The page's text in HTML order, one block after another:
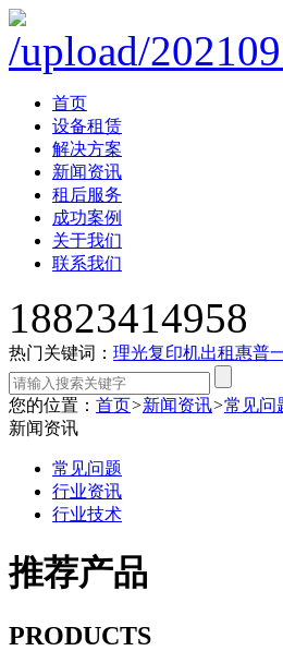
首页
设备租赁
解决方案
新闻资讯
租后服务
成功案例
关于我们
联系我们
18823414958
热门关键词： 理光复印机出租惠普
您的位置： 首页>新闻资讯>常见问
新闻资讯
常见问题
行业资讯
行业技术
推荐产品
PRODUCTS